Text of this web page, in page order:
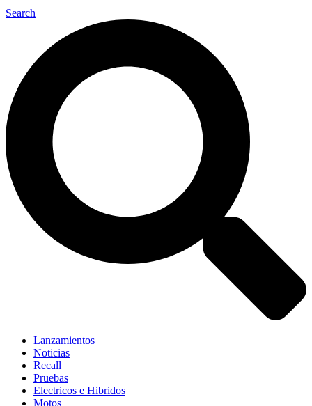
Search
Lanzamientos
Noticias
Recall
Pruebas
Electricos e Hibridos
Motos